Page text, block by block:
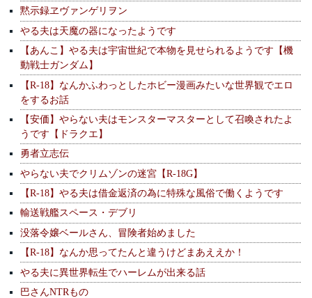
黙示録ヱヴァンゲリヲン
やる夫は天魔の器になったようです
【あんこ】やる夫は宇宙世紀で本物を見せられるようです【機
動戦士ガンダム】
【R-18】なんかふわっとしたホビー漫画みたいな世界観でエロ
をするお話
【安価】やらない夫はモンスターマスターとして召喚されたよ
うです【ドラクエ】
勇者立志伝
やらない夫でクリムゾンの迷宮【R-18G】
【R-18】やる夫は借金返済の為に特殊な風俗で働くようです
輸送戦艦スペース・デブリ
没落令嬢ベールさん、冒険者始めました
【R-18】なんか思ってたんと違うけどまあええか！
やる夫に異世界転生でハーレムが出来る話
巴さんNTRもの